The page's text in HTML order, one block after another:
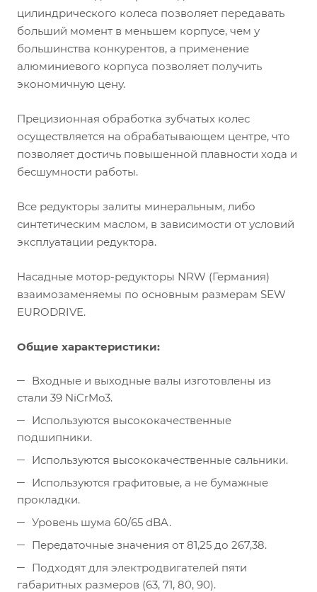
цилиндрического колеса позволяет передавать
больший момент в меньшем корпусе, чем у
большинства конкурентов, а применение
алюминиевого корпуса позволяет получить
экономичную цену.
Прецизионная обработка зубчатых колес
осуществляется на обрабатывающем центре, что
позволяет достичь повышенной плавности хода и
бесшумности работы.
Все редукторы залиты минеральным, либо
синтетическим маслом, в зависимости от условий
эксплуатации редуктора.
Насадные мотор-редукторы NRW (Германия)
взаимозаменяемы по основным размерам SEW
EURODRIVE.
Общие характеристики:
Входные и выходные валы изготовлены из
стали 39 NiCrMo3.
Используются высококачественные
подшипники.
Используются высококачественные сальники.
Используются графитовые, а не бумажные
прокладки.
Уровень шума 60/65 dBA.
Передаточные значения от 81,25 до 267,38.
Подходят для электродвигателей пяти
габаритных размеров (63, 71, 80, 90).